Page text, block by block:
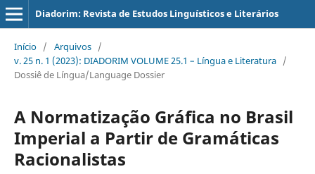
Diadorim: Revista de Estudos Linguísticos e Literários
Início / Arquivos /
v. 25 n. 1 (2023): DIADORIM VOLUME 25.1 – Língua e Literatura /
Dossiê de Língua/Language Dossier
A Normatização Gráfica no Brasil
Imperial a Partir de Gramáticas
Racionalistas